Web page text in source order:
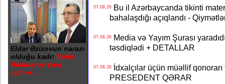
Eldar Əzizovun narazı
olduğu kadr: Xalid
Ələkbərov yola
salınır...
07.08.26Bu il Azərbaycanda tikinti
bahalaşdığı açıqlandı -
07.08.26Media və Yayım Şurası
təsdiqlədi + DETALLAR
07.08.26İdxalçılar üçün müəllif
PRESEDENT QƏRAR